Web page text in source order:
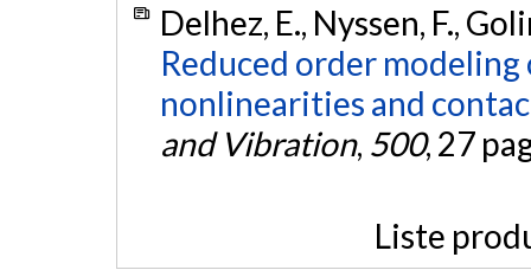
Delhez, E., Nyssen, F.,
Reduced order
nonlinearities and
and Vibration, 500, 27
Liste